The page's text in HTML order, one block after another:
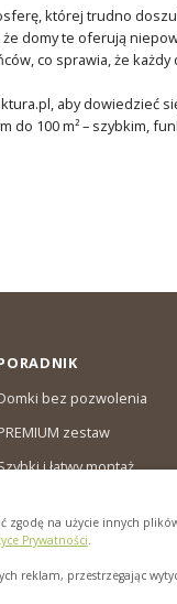
której trudno
domy te oferują
co sprawia, że każdy
aby dowiedzieć
do 100 m² – szybkim,
bez pozwolenia
zestaw
i łatwy montaż
zgodę na użycie innych
Prywatności.
reklam, przestrzegając